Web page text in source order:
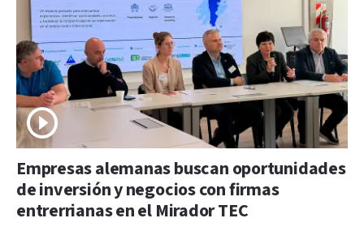
Empresas alemanas buscan oportunidades
de inversión y negocios con firmas
entrerrianas en el Mirador TEC